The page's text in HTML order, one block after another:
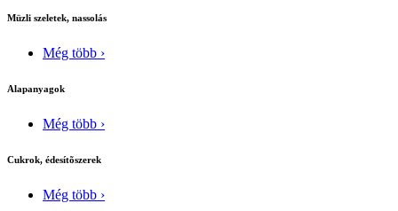
Müzli szeletek, nassolás
Még több ›
Alapanyagok
Még több ›
Cukrok, édesítõszerek
Még több ›